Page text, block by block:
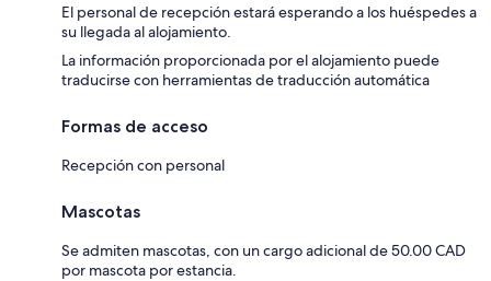
El personal de recepción estará esperando a los huéspedes a
su llegada al alojamiento.
La información proporcionada por el alojamiento puede
traducirse con herramientas de traducción automática
Formas de acceso
Recepción con personal
Mascotas
Se admiten mascotas, con un cargo adicional de 50.00 CAD
por mascota por estancia.